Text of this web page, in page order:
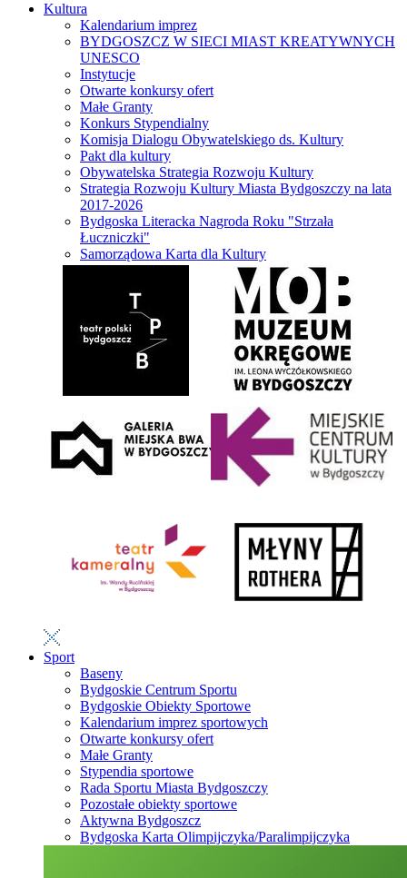
Kultura
Kalendarium imprez
BYDGOSZCZ W SIECI MIAST KREATYWNYCH
UNESCO
Instytucje
Otwarte konkursy ofert
Małe Granty
Konkurs Stypendialny
Komisja Dialogu Obywatelskiego ds. Kultury
Pakt dla kultury
Obywatelska Strategia Rozwoju Kultury
Strategia Rozwoju Kultury Miasta Bydgoszczy na lata
2017-2026
Bydgoska Literacka Nagroda Roku "Strzała
Łuczniczki"
Samorządowa Karta dla Kultury
Sport
Baseny
Bydgoskie Centrum Sportu
Bydgoskie Obiekty Sportowe
Kalendarium imprez sportowych
Otwarte konkursy ofert
Małe Granty
Stypendia sportowe
Rada Sportu Miasta Bydgoszczy
Pozostałe obiekty sportowe
Aktywna Bydgoszcz
Bydgoska Karta Olimpijczyka/Paralimpijczyka